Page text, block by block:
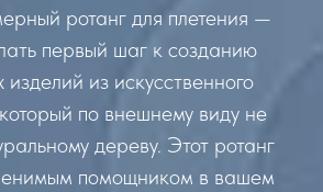
ротанг для плетения —
первый шаг к созданию
изделий из искусственного
по внешнему виду не
дереву. Этот ротанг
помощником в вашем